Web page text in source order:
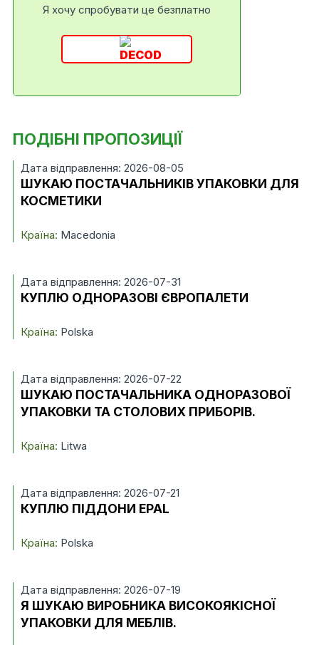
Я хочу спробувати це безплатно
ПОДІБНІ ПРОПОЗИЦІЇ
Дата відправлення: 2026-08-05
ШУКАЮ ПОСТАЧАЛЬНИКІВ УПАКОВКИ ДЛЯ
КОСМЕТИКИ
Країна: Macedonia
Дата відправлення: 2026-07-31
КУПЛЮ ОДНОРАЗОВІ ЄВРОПАЛЕТИ
Країна: Polska
Дата відправлення: 2026-07-22
ШУКАЮ ПОСТАЧАЛЬНИКА ОДНОРАЗОВОЇ
УПАКОВКИ ТА СТОЛОВИХ ПРИБОРІВ.
Країна: Litwa
Дата відправлення: 2026-07-21
КУПЛЮ ПІДДОНИ EPAL
Країна: Polska
Дата відправлення: 2026-07-19
Я ШУКАЮ ВИРОБНИКА ВИСОКОЯКІСНОЇ
УПАКОВКИ ДЛЯ МЕБЛІВ.